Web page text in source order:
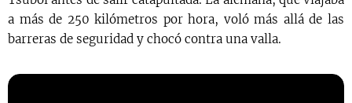
a más de 250 kilómetros por hora, voló más allá de las
barreras de seguridad y chocó contra una valla.